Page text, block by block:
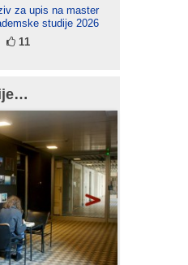
za upis na master
studije 2026
11